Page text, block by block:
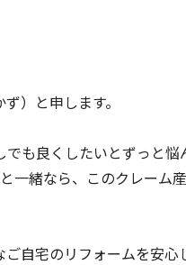
）と申します。
も良くしたいとずっと悩
一緒なら、このクレーム
自宅のリフォームを安心